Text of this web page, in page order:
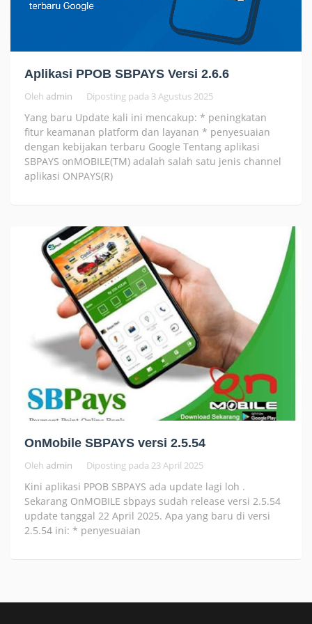
Aplikasi PPOB SBPAYS Versi 2.6.6
Oleh admin Diposting pada 3 Agustus 2025
Yang baru Update kali ini mencakup: * peningkatan
fitur keamanan platform dan layanan * penyesuaian
dengan kebijakan terbaru Google Tentang aplikasi
SBPAYS onMOBILE(TM) adalah salah satu jenis channel
aplikasi ONPAYS(R)
OnMobile SBPAYS versi 2.5.54
Oleh admin Diposting pada 23 April 2025
Kini aplikasi PPOB SBPAYS ada update lagi loh .
Sekarang OnMOBILE sbpays sudah release versi 2.5.54
update tanggal 22 April 2025. Apa yang baru di versi
2.5.54 ini: * penyesuaian